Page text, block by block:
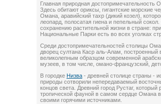
Главная природная
Здесь обитают ориксы, гигантские морские
Омана, аравийский тахр (дикий козел),
леопард, полосатая гиена и пепельный
сохранению растительной жизни в стране:
Национальные Парки есть во всех уголках
Среди достопримечательностей столицы
дворец султана Каср аль-Алам,
великолепным образцом современной
музеев, в том числе, омано-французский,
В городке Низва - древней столице страны -
природы сотворили непередаваемый
концов света. Древний город Рустаг,
тропической фауной в самом сердце Омана
своими горячими источниками.